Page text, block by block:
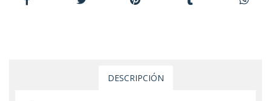
DESCRIPCIÓN